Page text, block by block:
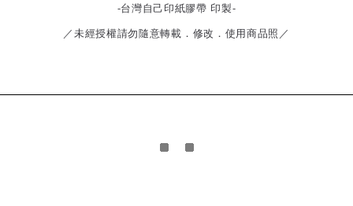
-台灣自己印紙膠帶 印製-
／未經授權請勿隨意轉載．修改．使用商品照／